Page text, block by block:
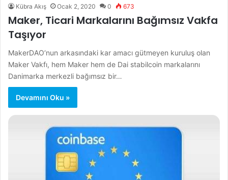
Kübra Akış Ocak 2, 2020 0 673
Maker, Ticari Markalarını Bağımsız Vakfa
Taşıyor
MakerDAO‘nun arkasındaki kar amacı gütmeyen kuruluş olan
Maker Vakfı, hem Maker hem de Dai stabilcoin markalarını
Danimarka merkezli bağımsız bir…
Devamını Oku »